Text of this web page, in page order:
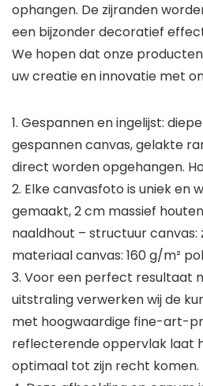
ophangen. De zijranden
een bijzonder decoratief
We hopen dat onze
uw creatie en innovatie met
1. Gespannen en ingelijst:
gespannen canvas, gelakte
direct worden opgehangen.
2. Elke canvasfoto is uniek en
gemaakt, 2 cm massief
naaldhout – structuur canvas:
materiaal canvas: 160 g/m²
3. Voor een perfect resultaat
uitstraling verwerken wij de
met hoogwaardige fine-art-
reflecterende oppervlak laat
optimaal tot zijn recht komen.